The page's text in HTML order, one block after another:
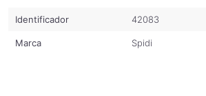
Identificador 42083
Marca Spidi